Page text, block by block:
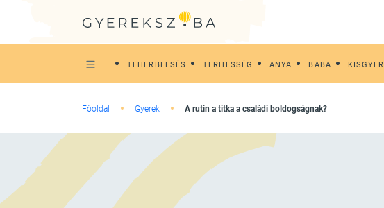
TEHERBEESÉS TERHESSÉG ANYA BABA
Főoldal Gyerek A rutin a titka a családi boldogságnak?